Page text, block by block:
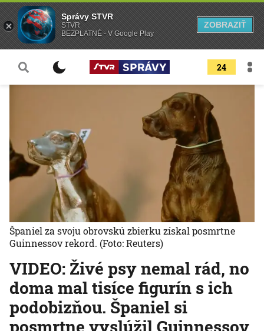
24
VIDEO: Živé psy nemal rád, no
doma mal tisíce figurín s ich
podobizňou. Španiel si
Španiel za svoju obrovskú zbierku získal posmrtne
Guinnessov rekord. (Foto: Reuters)
Správy STVR
STVR
BEZPLATNÉ - V Google Play
ZOBRAZIŤ